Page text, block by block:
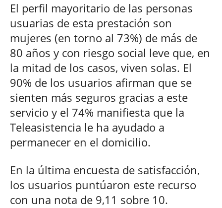
El perfil mayoritario de las personas
usuarias de esta prestación son
mujeres (en torno al 73%) de más de
80 años y con riesgo social leve que, en
la mitad de los casos, viven solas. El
90% de los usuarios afirman que se
sienten más seguros gracias a este
servicio y el 74% manifiesta que la
Teleasistencia le ha ayudado a
permanecer en el domicilio.
En la última encuesta de satisfacción,
los usuarios puntúaron este recurso
con una nota de 9,11 sobre 10.